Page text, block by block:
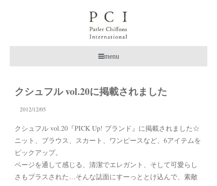
menu
クシュフル vol.20に掲載されました
2012/12/05
クシュフル vol.20『PICK Up! ブランド』に掲載されました☆
ニット、ブラウス、スカート、ワンピースなど、6アイテムを
ピックアップ。
ページを通して感じる、清潔でエレガント、そして可愛らし
さもプラスされた…そんな誌面にすーっととけ込んで、素敵